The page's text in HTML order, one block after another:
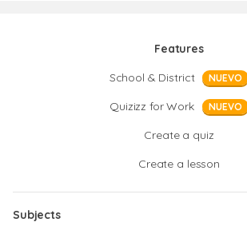
Features
School & District
NUEVO
Quizizz for Work NUEVO
Create a quiz
Create a lesson
Subjects